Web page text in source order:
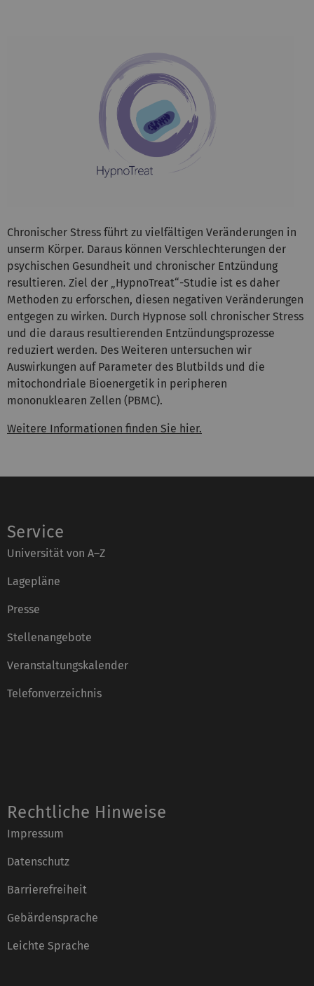
Chronischer Stress führt zu vielfältigen Veränderungen in
unserm Körper. Daraus können Verschlechterungen der
psychischen Gesundheit und chronischer Entzündung
resultieren. Ziel der „HypnoTreat“-Studie ist es daher
Methoden zu erforschen, diesen negativen Veränderungen
entgegen zu wirken. Durch Hypnose soll chronischer Stress
und die daraus resultierenden Entzündungsprozesse
reduziert werden. Des Weiteren untersuchen wir
Auswirkungen auf Parameter des Blutbilds und die
mitochondriale Bioenergetik in peripheren
mononuklearen Zellen (PBMC).
Weitere Informationen finden Sie hier.
Service
Universität von A–Z
Lagepläne
Presse
Stellenangebote
Veranstaltungskalender
Telefonverzeichnis
Rechtliche Hinweise
Impressum
Datenschutz
Barrierefreiheit
Gebärdensprache
Leichte Sprache